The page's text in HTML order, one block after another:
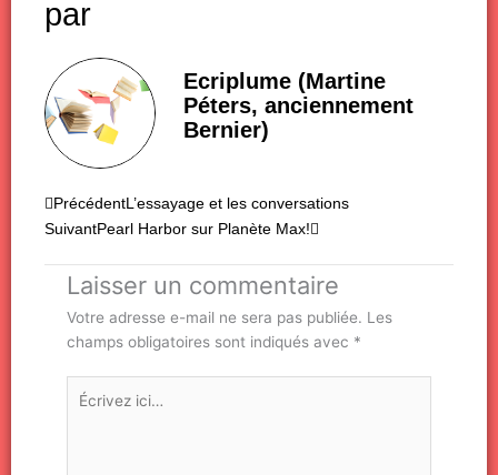
par
Ecriplume (Martine
Péters, anciennement
Bernier)
Précédent
PrécédentL’essayage et les conversations
SuivantPearl Harbor sur Planète Max!
Suivant
Laisser un commentaire
Votre adresse e-mail ne sera pas publiée. Les
champs obligatoires sont indiqués avec *
Écrivez
ici…